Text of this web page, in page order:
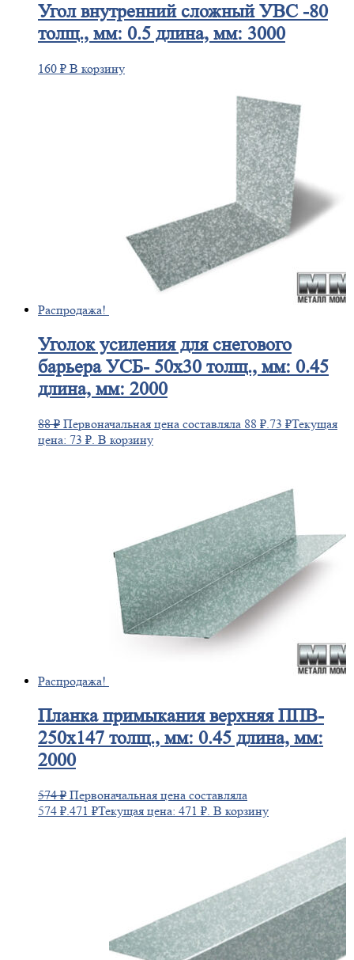
Уголвнутренний сложный УВС -80
толщ., мм: 0.5 длина, мм: 3000
160 ₽ В корзину
Распродажа!
Уголокусиления для снегового
барьера УСБ- 50х30 толщ., мм: 0.45
длина, мм: 2000
88₽ Первоначальная цена составляла 88 ₽. 73 ₽Текущая
цена: 73 ₽. В корзину
Распродажа!
Планкапримыкания верхняя ППВ-
250х147 толщ., мм: 0.45 длина, мм:
2000
574₽ Первоначальная цена составляла
574 ₽. 471 ₽Текущая цена: 471 ₽. В корзину